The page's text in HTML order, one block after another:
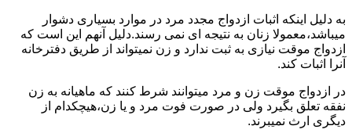
به دلیل اینکه اثبات ازدواج مجدد مرد در موارد بسیاری دشوار
میباشد،معمولا زنان به نتیجه ای نمی رسند.دلیل آنهم این است که
ازدواج موقت نیازی به ثبت ندارد و زن نمیتواند از طریق دفترخانه
آنرا اثبات کند.
در ازدواج موقت زن و مرد میتوانند شرط کنند که ماهیانه به زن
نفقه تعلق بگیرد ولی در صورت فوت مرد و یا زن،هیچکدام از
دیگری ارث نمیبرند.